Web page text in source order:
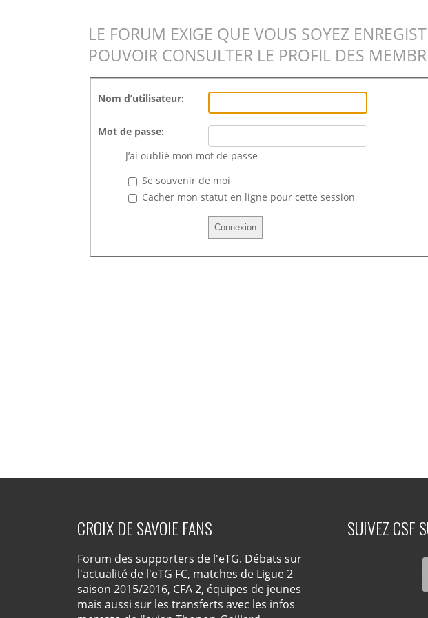
LE FORUM EXIGE QUE VOUS SOYEZ
POUVOIR CONSULTER LE PROFIL DES
Nom d’utilisateur:
Mot de passe:
J’ai oublié mon mot de passe
Se souvenir de moi
Cacher mon statut en ligne pour cette session
CROIX DE SAVOIE FANS
Forum des supporters de l'eTG. Débats sur
l'actualité de l'eTG FC, matches de Ligue 2
saison 2015/2016, CFA 2, équipes de jeunes
mais aussi sur les transferts avec les infos
SUIVEZ CSF